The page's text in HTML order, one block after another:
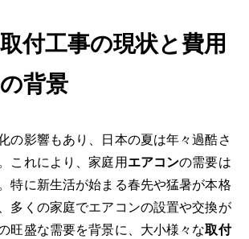
付工事の現状と費用
背景
の影響もあり、日本の夏は年々過酷さ
これにより、家庭用エアコンの需要は
特に新生活が始まる春先や猛暑が本格
多くの家庭でエアコンの設置や交換が
旺盛な需要を背景に、大小様々な取付